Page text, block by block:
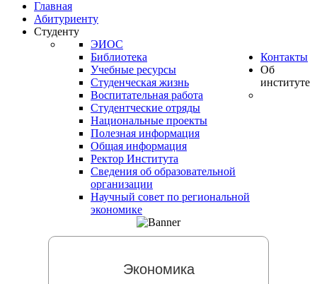
Главная
Абитуриенту
Студенту
ЭИОС
Библиотека
Учебные ресурсы
Студенческая жизнь
Воспитательная работа
Студентческие отряды
Национальные проекты
Полезная информация
Контакты
Об
институте
Общая информация
Ректор Института
Сведения об образовательной
организации
Научный совет по региональной
экономике
Экономика